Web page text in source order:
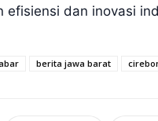
dan inovasi
berita jawa barat